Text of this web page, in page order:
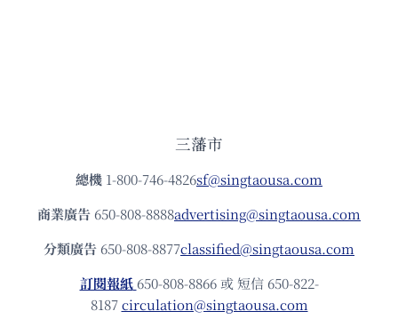
三藩市
總機 1-800-746-4826sf@singtaousa.com
商業廣告 650-808-8888advertising@singtaousa.com
分類廣告 650-808-8877classified@singtaousa.com
訂閱報紙 650-808-8866 或 短信 650-822-
8187circulation@singtaousa.com